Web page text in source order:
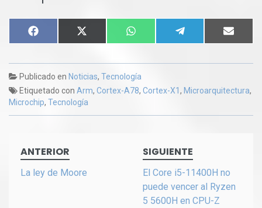
COMPARTIR
EN
FACEBOOKCOMPARTIR
EN
X
(TWITTER)
COMPARTIR
EN
WHATSAPPCOMPARTIR
EN
TELEGRAM
EN
EMAIL
Publicado en Noticias, Tecnología
Etiquetado con Arm, Cortex-A78, Cortex-X1 , Microarquitectura,
Microchip, Tecnología
de
entradas
ANTERIOR
La ley de Moore
SIGUIENTE
El Core i5-11400H no
puede vencer al Ryzen
5 5600H en CPU-Z